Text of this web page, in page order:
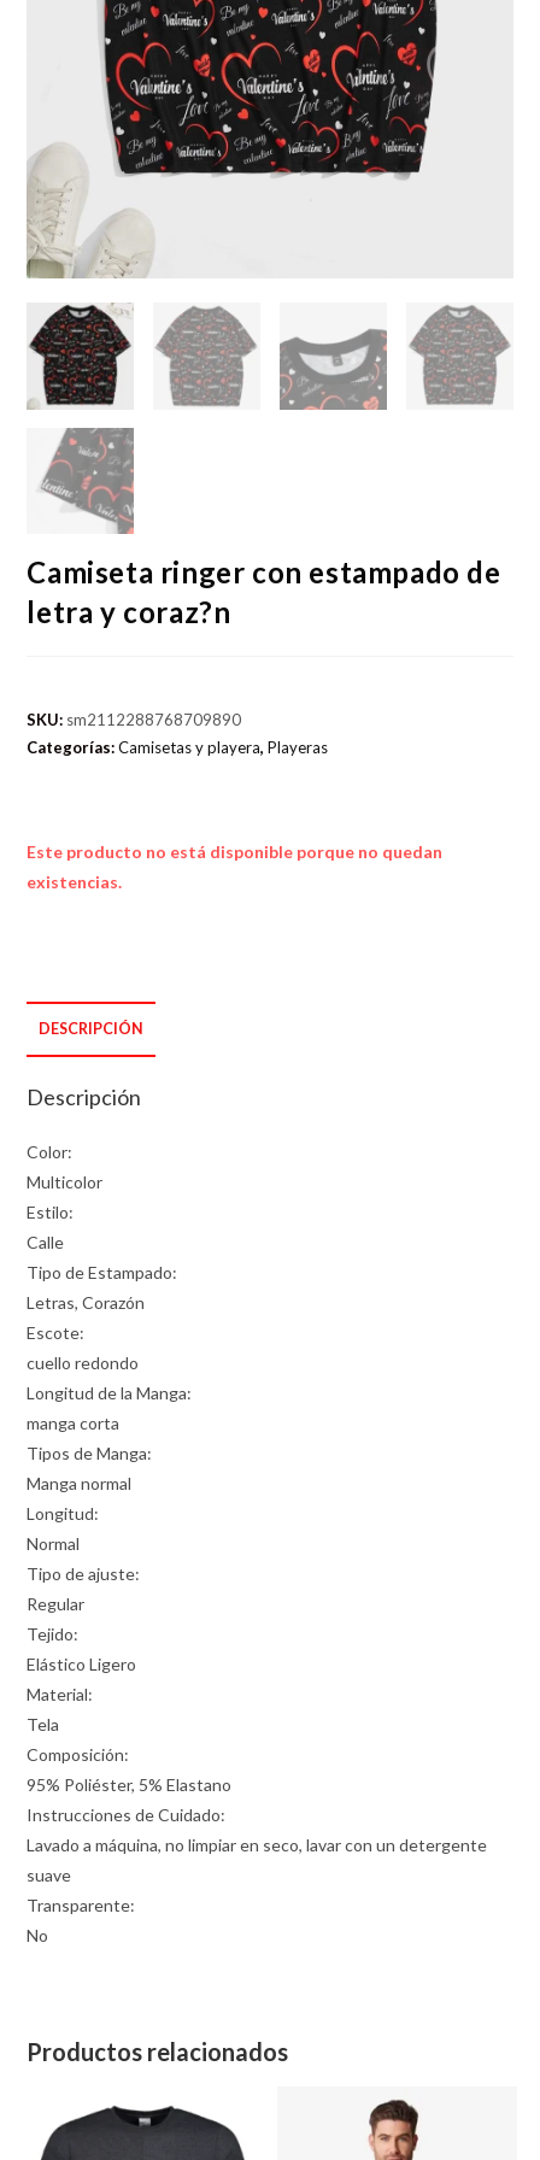
Camiseta ringer con estampado de
letra y coraz?n
SKU: sm2112288768709890
Categorías:Camisetas y playera,Playeras
Este producto no está disponible porque no quedan
existencias.
DESCRIPCIÓN
Descripción
Color:
Multicolor
Estilo:
Calle
Tipo de Estampado:
Letras, Corazón
Escote:
cuello redondo
Longitud de la Manga:
manga corta
Tipos de Manga:
Manga normal
Longitud:
Normal
Tipo de ajuste:
Regular
Tejido:
Elástico Ligero
Material:
Tela
Composición:
95% Poliéster, 5% Elastano
Instrucciones de Cuidado:
Lavado a máquina, no limpiar en seco, lavar con un detergente
suave
Transparente:
No
Productos relacionados